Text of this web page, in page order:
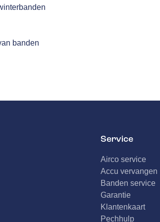
banden
Service
Airco service
Accu vervangen
Banden service
Garantie
Klantenkaart
Pechhulp